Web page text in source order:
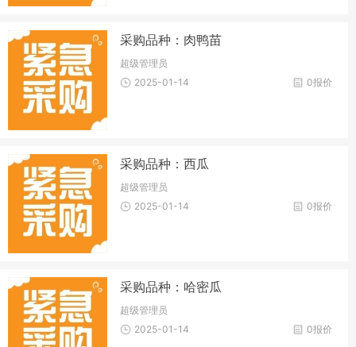
采购品种：肉鸭苗
超级管理员
0报价
2025-01-14
采购品种：西瓜
超级管理员
0报价
2025-01-14
采购品种：哈密瓜
超级管理员
0报价
2025-01-14